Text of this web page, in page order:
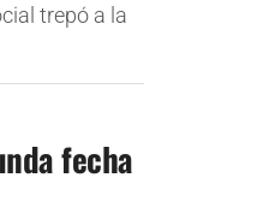
trepó a la
fecha